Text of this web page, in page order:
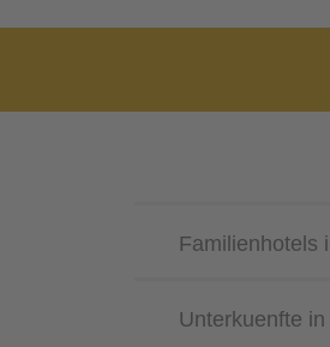
Familienhotels
Unterkuenfte